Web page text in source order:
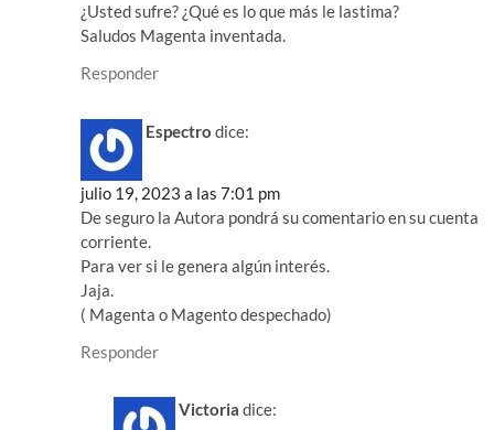
¿Usted sufre? ¿Qué es lo que más le lastima?
Saludos Magenta inventada.
Responder
Espectro dice:
julio 19, 2023 a las 7:01 pm
De seguro la Autora pondrá su comentario en su cuenta
corriente.
Para ver si le genera algún interés.
Jaja.
( Magenta o Magento despechado)
Responder
Victoria dice: